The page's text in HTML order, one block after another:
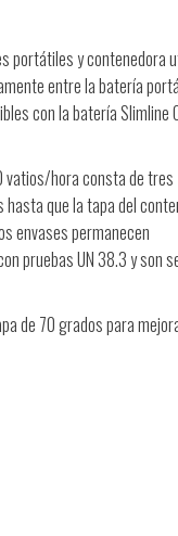
portátiles y contenedora
entre la batería
con la batería Slimline
vatios/hora consta de tres
que la tapa del
envases permanecen
pruebas UN 38.3 y son
de 70 grados para